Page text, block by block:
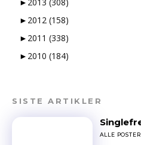
► 2012 (158)
► 2011 (338)
► 2010 (184)
SISTE ARTIKLER
ALLE POSTER